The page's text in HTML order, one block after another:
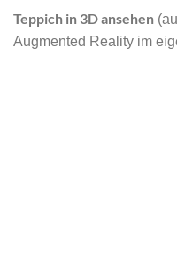
Teppich in 3D ansehen
Augmented Reality im